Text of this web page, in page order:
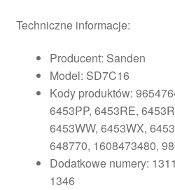
Techniczne informacje:
Producent: Sanden
Model: SD7C16
Kody produktów:
6453PP, 6453RE,
6453WW, 6453WX,
648770, 1608473480,
Dodatkowe numery:
1346